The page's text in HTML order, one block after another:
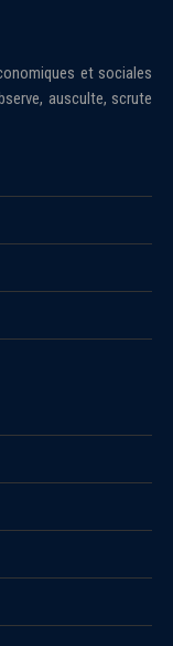
et sociales
ausculte, scrute